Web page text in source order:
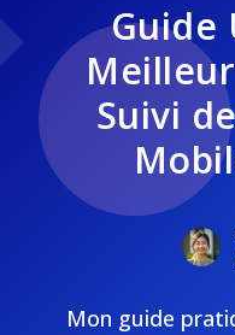
Guide
Suivi
Mon guide